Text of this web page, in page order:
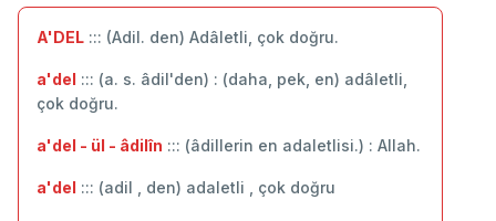
A'DEL ::: (Adil. den) Adâletli, çok doğru.
a'del ::: (a. s. âdil'den) : (daha, pek, en) adâletli,
çok doğru.
a'del - ül - âdilîn ::: (âdillerin en adaletlisi.) : Allah.
a'del ::: (adil , den) adaletli , çok doğru